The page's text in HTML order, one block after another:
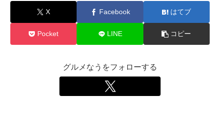
X Facebook はてブ
Pocket LINE コピー
グルメなうをフォローする